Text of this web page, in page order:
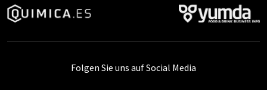
Folgen Sie uns auf Social Media